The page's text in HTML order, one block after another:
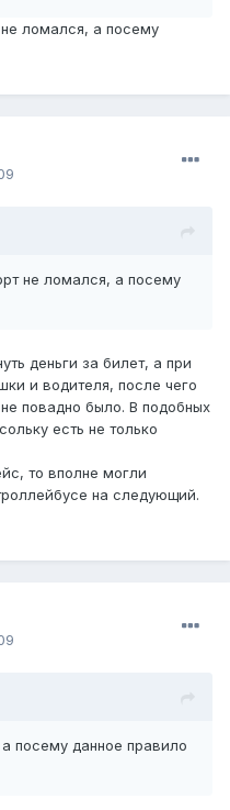
не ломался, а посему
не ломался, а посему
деньги за билет, а при
и водителя, после чего
повадно было. В подобных
есть не только
то вполне могли
на следующий.
посему данное правило